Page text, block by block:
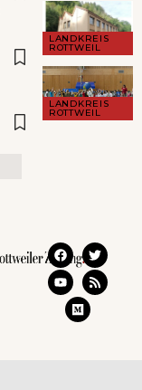
LANDKREIS
ROTTWEIL
LANDKREIS
ROTTWEIL